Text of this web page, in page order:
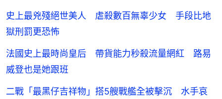
史上最兇殘絕世美人 虐殺數百無辜少女 手段比地
獄刑罰更恐怖
法國史上最時尚皇后 帶貨能力秒殺流量網紅 路易
威登也是她跟班
二戰「最黑仔吉祥物」搭5艘戰艦全被擊沉 水手哀